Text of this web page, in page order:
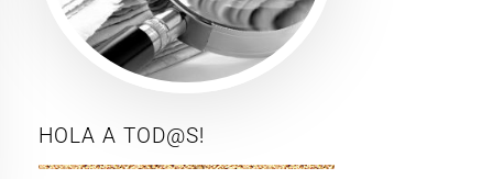
HOLA A TOD@S!